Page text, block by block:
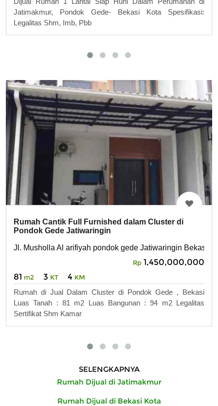
Jatimakmur, Pondok Gede- Bekasi Kota Spesifikasi:
Legalitas Shm, Imb, Pbb
Rumah Cantik Full Furnished dalam Cluster di
Pondok Gede Jatiwaringin
Jl. Musholla Al arifiyah pondok gede Jatiwaringin Bekasi
Rp 1,450,000,000
81 m2 3 KT 4 KM
Rumah di Jual Dalam Cluster di Pondok Gede , Bekasi
Luas Tanah : 81 m2 Luas Bangunan : 94 m2 Legalitas
Sertifikat Shm Kamar
SELENGKAPNYA
Rumah Dijual di Jatimakmur
Rumah Dijual di Bekasi Kota